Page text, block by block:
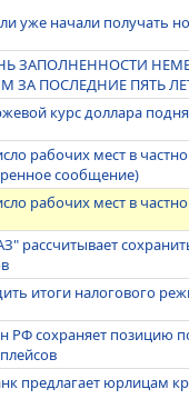
уже начали получать
ЗАПОЛНЕННОСТИ
ЗА ПОСЛЕДНИЕ ПЯТЬ
курс доллара
рабочих мест в
сообщение)
рабочих мест в
рассчитывает
итоги налогового
РФ сохраняет позицию
предлагает юрлицам